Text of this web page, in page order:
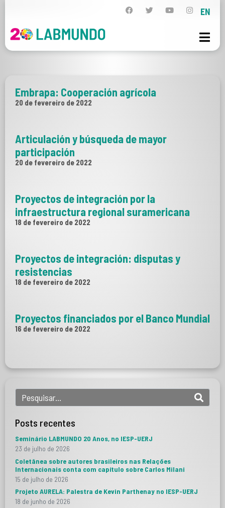
EN
Embrapa: Cooperación agrícola
20 de fevereiro de 2022
Articulación y búsqueda de mayor
participación
20 de fevereiro de 2022
Proyectos de integración por la
infraestructura regional suramericana
18 de fevereiro de 2022
Proyectos de integración: disputas y
resistencias
18 de fevereiro de 2022
Proyectos financiados por el Banco Mundial
16 de fevereiro de 2022
Posts recentes
Seminário LABMUNDO 20 Anos, no IESP-UERJ
23 de julho de 2026
Coletânea sobre autores brasileiros nas Relações
Internacionais conta com capítulo sobre Carlos Milani
15 de julho de 2026
Projeto AURELA: Palestra de Kevin Parthenay no IESP-UERJ
18 de junho de 2026